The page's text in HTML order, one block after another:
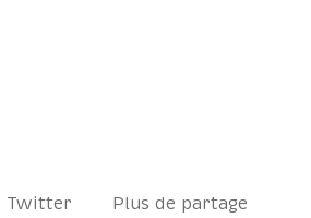
Twitter Plus de partage